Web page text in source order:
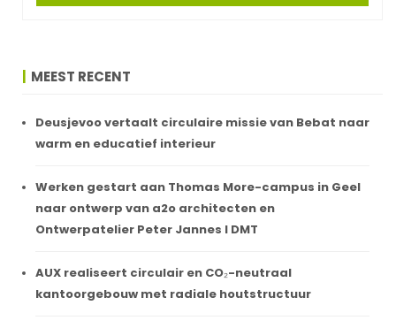
MEEST RECENT
Deusjevoo vertaalt circulaire missie van Bebat naar
warm en educatief interieur
Werken gestart aan Thomas More-campus in Geel
naar ontwerp van a2o architecten en
Ontwerpatelier Peter Jannes I DMT
AUX realiseert circulair en CO₂-neutraal
kantoorgebouw met radiale houtstructuur